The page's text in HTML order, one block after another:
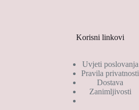
Korisni linkovi
Uvjeti poslovanja
Pravila privatnosti
Dostava
Zanimljivosti